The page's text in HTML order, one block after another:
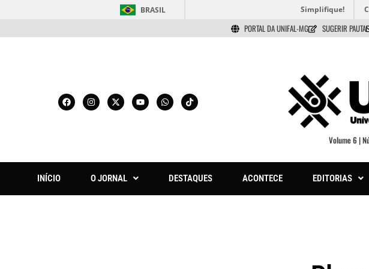
BRASIL Simplifique!
PORTAL DA UNIFAL-MG SUGERIR PAUTA
Volume 6 |
INÍCIO O JORNAL DESTAQUES ACONTECE EDITORIAS